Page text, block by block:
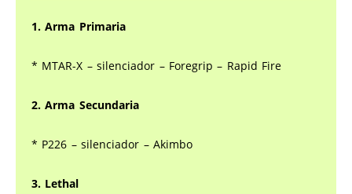
1. Arma Primaria
* MTAR-X – silenciador – Foregrip – Rapid Fire
2. Arma Secundaria
* P226 – silenciador – Akimbo
3. Lethal